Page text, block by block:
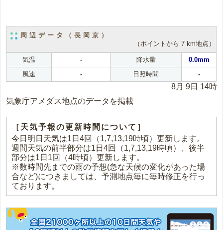
周辺データ（長岡京）
（ポイントから 7 km地点）
気温 - 降水量
0.0mm
風速
- 日照時間 -
8月 9日 14時
気象庁アメダス地点のデータを掲載
［天気予報の更新時間について］
今日明日天気は1日4回（1,7,13,19時頃）更新します。
週間天気の前半部分は1日4回（1,7,13,19時頃）、後半
部分は1日1回（4時頃）更新します。
※数時間先までの雨の予想(急な天候の変化があった場
合など)につきましては、予測地点毎に毎時修正を行っ
ております。